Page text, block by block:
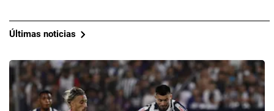
Últimas noticias